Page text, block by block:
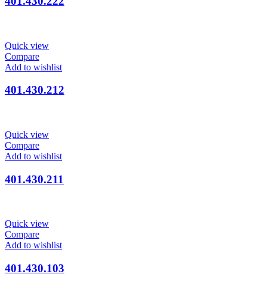
Quick view
Compare
Add to wishlist
401.430.212
Quick view
Compare
Add to wishlist
401.430.211
Quick view
Compare
Add to wishlist
401.430.103